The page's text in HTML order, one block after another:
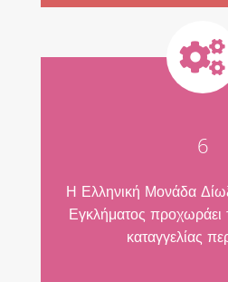
6
Η Ελληνική Μονάδα
Εγκλήματος προχωράει
καταγγελίας